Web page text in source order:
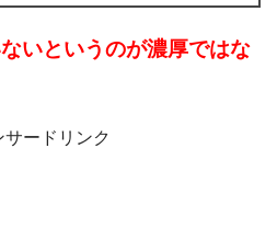
いというのが濃厚ではな
サードリンク